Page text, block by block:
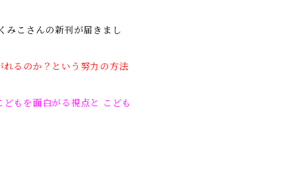
こさんの新刊が届きまし
るのか？という努力の方法
もを面白がる視点と こども